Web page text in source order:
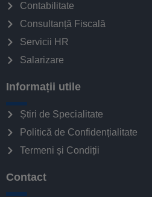
Contabilitate
Consultanță Fiscală
Servicii HR
Salarizare
Informații utile
Știri de Specialitate
Politică de Confidențialitate
Termeni și Condiții
Contact